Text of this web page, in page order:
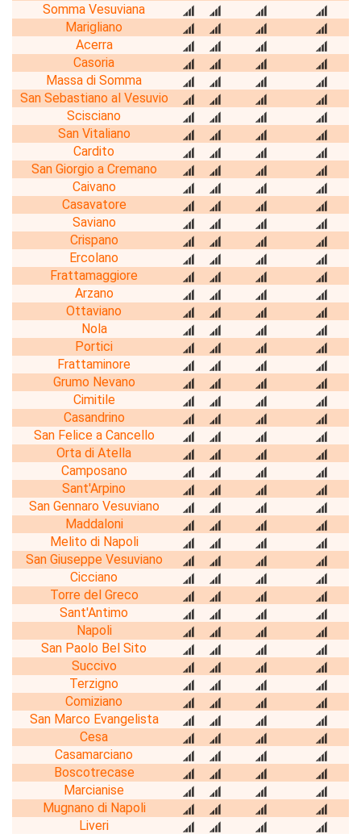
Somma Vesuviana
Marigliano
Acerra
Casoria
Massa di Somma
San Sebastiano al Vesuvio
Scisciano
San Vitaliano
Cardito
San Giorgio a Cremano
Caivano
Casavatore
Saviano
Crispano
Ercolano
Frattamaggiore
Arzano
Ottaviano
Nola
Portici
Frattaminore
Grumo Nevano
Cimitile
Casandrino
San Felice a Cancello
Orta di Atella
Camposano
Sant'Arpino
San Gennaro Vesuviano
Maddaloni
Melito di Napoli
San Giuseppe Vesuviano
Cicciano
Torre del Greco
Sant'Antimo
Napoli
San Paolo Bel Sito
Succivo
Terzigno
Comiziano
San Marco Evangelista
Cesa
Casamarciano
Boscotrecase
Marcianise
Mugnano di Napoli
Liveri